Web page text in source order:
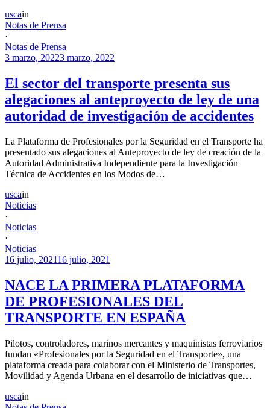
uscain
Notas de Prensa
·
Notas de Prensa
3 marzo, 20223 marzo, 2022
El sector del transporte presenta sus
alegaciones al anteproyecto de ley de una
autoridad de investigación de accidentes
La Plataforma de Profesionales por la Seguridad en el Transporte ha
presentado sus alegaciones al Anteproyecto de ley de creación de la
Autoridad Administrativa Independiente para la Investigación
Técnica de Accidentes en los Modos de…
uscain
Noticias
·
Noticias
·
Noticias
16 julio, 202116 julio, 2021
NACE LA PRIMERA PLATAFORMA
DE PROFESIONALES DEL
TRANSPORTE EN ESPAÑA
Pilotos, controladores, marinos mercantes y maquinistas ferroviarios
fundan «Profesionales por la Seguridad en el Transporte», una
plataforma creada para colaborar con el Ministerio de Transportes,
Movilidad y Agenda Urbana en el desarrollo de iniciativas que…
uscain